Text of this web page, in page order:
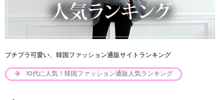
プチプラ可愛い、韓国ファッション通販サイトランキング
10代に人気！韓国ファッション通販人気ランキング